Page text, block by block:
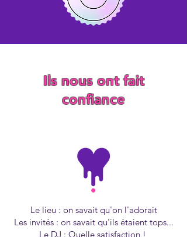
Ils nous ont fait
confiance
Le lieu : on savait qu'on l'adorait
Les invités : on savait qu'ils étaient tops...
Le DJ : Quelle satisfaction !